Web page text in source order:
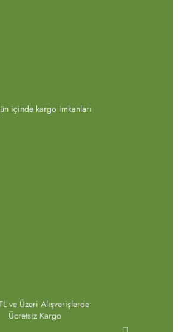
içinde kargo imkanları
ve Üzeri Alışverişlerde
Ücretsiz Kargo